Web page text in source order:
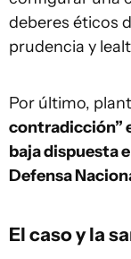
deberes éticos
prudencia y
Por último,
contradicción”
baja dispuesta
Defensa
El caso y la